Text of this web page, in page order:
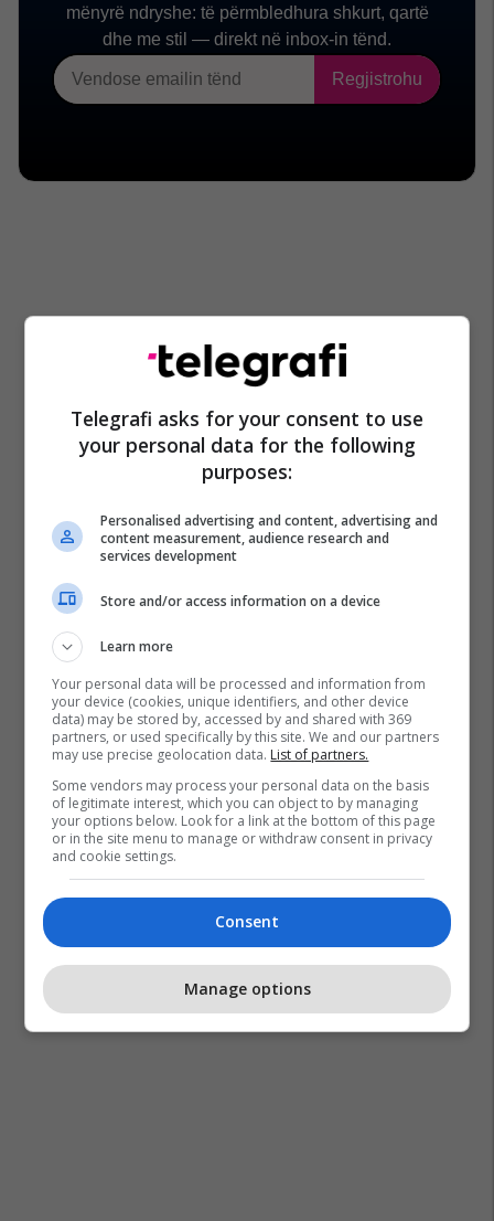
Telegrafi asks for your consent to use
your personal data for the following
purposes:
Personalised advertising and content, advertising and
content measurement, audience research and
services development
Store and/or access information on a device
Learn more
Your personal data will be processed and information from
your device (cookies, unique identifiers, and other device
data) may be stored by, accessed by and shared with 369
partners, or used specifically by this site. We and our partners
may use precise geolocation data. List of partners.
Some vendors may process your personal data on the basis
of legitimate interest, which you can object to by managing
your options below. Look for a link at the bottom of this page
or in the site menu to manage or withdraw consent in privacy
and cookie settings.
Consent
Manage options